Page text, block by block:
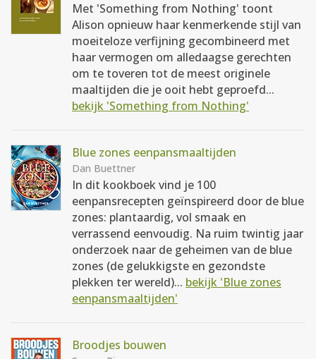
Met 'Something from Nothing' toont
Alison opnieuw haar kenmerkende stijl van
moeiteloze verfijning gecombineerd met
haar vermogen om alledaagse gerechten
om te toveren tot de meest originele
maaltijden die je ooit hebt geproefd...
bekijk 'Something from Nothing'
Blue zones eenpansmaaltijden
Dan Buettner
In dit kookboek vind je 100
eenpansrecepten geïnspireerd door de blue
zones: plantaardig, vol smaak en
verrassend eenvoudig. Na ruim twintig jaar
onderzoek naar de geheimen van de blue
zones (de gelukkigste en gezondste
plekken ter wereld)... bekijk 'Blue zones
eenpansmaaltijden'
Broodjes bouwen